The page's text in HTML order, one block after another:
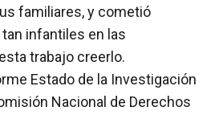
familiares, y cometió
infantiles en las
trabajo creerlo.
Estado de la Investigación
Nacional de Derechos